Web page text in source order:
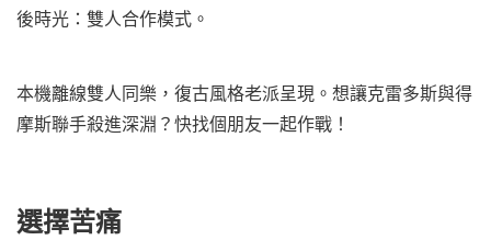
後時光：雙人合作模式。
本機離線雙人同樂，復古風格老派呈現。想讓克雷多斯與得
摩斯聯手殺進深淵？快找個朋友一起作戰！
選擇苦痛